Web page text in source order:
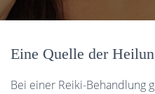
Eine Quelle der
Bei einer Reiki-Behandlung